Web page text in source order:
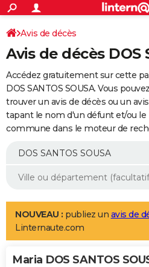
ACTUALITÉS
Politique
Société
Faits Divers
Education
Monde
Villes
+
SPORT
Coupe du monde 2026
Football
Tennis
Cyclisme
Rugby
Forum
Programme TV
TNT
Streaming
Cinéma
Sorties cinéma
Musique
+
FINANCE
Retraite
Epargne
Immobilier
Risques naturels par ville
Assurance
AUTO
Essais
Réserver un essai
Citadines
Berlines
SUV
Forum auto
+
Mobiles
Meilleur smartphone
Internet
Ordinateurs
Jeux vidéo
Guide high-tech
Aménagement intérieur
LIFESTYLE
Art de vivre
Bien-être
Loisirs
Mode
Modes de vie
Alimentation
Guide de la santé
Maladies
Médicaments
Sommeil
VOYAGE
Avis de décès
Avis de décès DOS
Accédez gratuitement sur cette
DOS SANTOS SOUSA. Vous
trouver un avis de décès ou un
tapant le nom d'un défunt et/ou
commune dans le moteur de
NOUVEAU : publiez un avis de
Linternaute.com
Maria DOS SANTOS